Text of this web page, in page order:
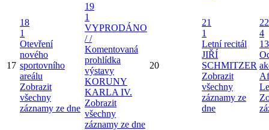
17
18
1
Otevření
nového
sportovního
areálu
Zobrazit
všechny
záznamy ze dne
19
1
VYPRODÁNO
/ /
Komentovaná
prohlídka
výstavy
KORUNY
KARLA IV.
Zobrazit
všechny
záznamy ze dne
20
21
1
Letní recitál
JIŘÍ
SCHMITZER
Zobrazit
všechny
záznamy ze
dne
22
4